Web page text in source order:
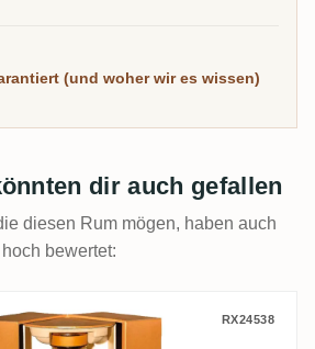
(und woher wir es wissen)
dir auch gefallen
diesen Rum mögen, haben auch
bewertet:
2007 RX24538